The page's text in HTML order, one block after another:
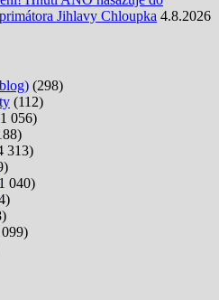
Jihlavy Chloupka 4.8.2026
(298)
(112)
056)
313)
040)